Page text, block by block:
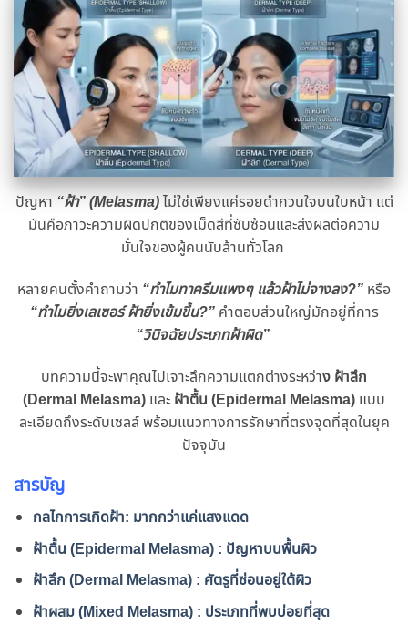
ปัญหา “ฝ้า” (Melasma)ไม่ใช่เพียงแค่รอยดำกวนใจบนใบหน้า แต่
มันคือภาวะความผิดปกติของเม็ดสีที่ซับซ้อนและส่งผลต่อความ
มั่นใจของผู้คนนับล้านทั่วโลก
หลายคนตั้งคำถามว่า “ทำไมทาครีมแพงๆ แล้วฝ้าไม่จางลง?” หรือ
“ทำไมยิ่งเลเซอร์ ฝ้ายิ่งเข้มขึ้น?”คำตอบส่วนใหญ่มักอยู่ที่การ
“วินิจฉัยประเภทฝ้าผิด”
บทความนี้จะพาคุณไปเจาะลึกความแตกต่างระหว่าง ฝ้าลึก
(Dermal Melasma) และ ฝ้าตื้น (Epidermal Melasma) แบบ
ละเอียดถึงระดับเซลล์ พร้อมแนวทางการรักษาที่ตรงจุดที่สุดในยุค
ปัจจุบัน
สารบัญ
กลไกการเกิดฝ้า: มากกว่าแค่แสงแดด
ฝ้าตื้น (Epidermal Melasma) : ปัญหาบนพื้นผิว
ฝ้าลึก (Dermal Melasma) : ศัตรูที่ซ่อนอยู่ใต้ผิว
ฝ้าผสม (Mixed Melasma) : ประเภทที่พบบ่อยที่สุด